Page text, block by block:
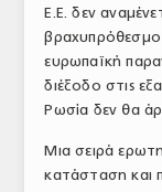
Ε.Ε. δεν
βραχυπρόθεσμο
ευρωπαϊκή
διέξοδο στις
Ρωσία δεν θα
Μια σειρά
κατάσταση και